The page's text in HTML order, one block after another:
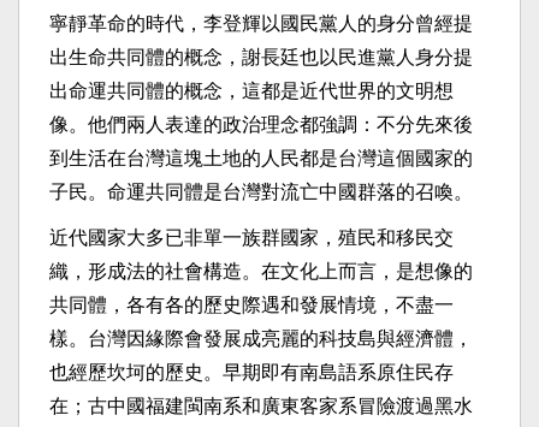
寧靜革命的時代，李登輝以國民黨人的身分曾經提
出生命共同體的概念，謝長廷也以民進黨人身分提
出命運共同體的概念，這都是近代世界的文明想
像。他們兩人表達的政治理念都強調：不分先來後
到生活在台灣這塊土地的人民都是台灣這個國家的
子民。命運共同體是台灣對流亡中國群落的召喚。
近代國家大多已非單一族群國家，殖民和移民交
織，形成法的社會構造。在文化上而言，是想像的
共同體，各有各的歷史際遇和發展情境，不盡一
樣。台灣因緣際會發展成亮麗的科技島與經濟體，
也經歷坎坷的歷史。早期即有南島語系原住民存
在；古中國福建閩南系和廣東客家系冒險渡過黑水